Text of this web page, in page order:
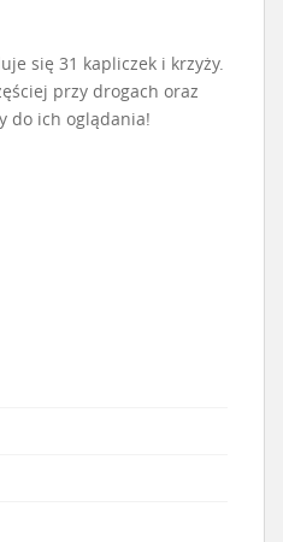
się 31 kapliczek i krzyży.
przy drogach oraz
do ich oglądania!